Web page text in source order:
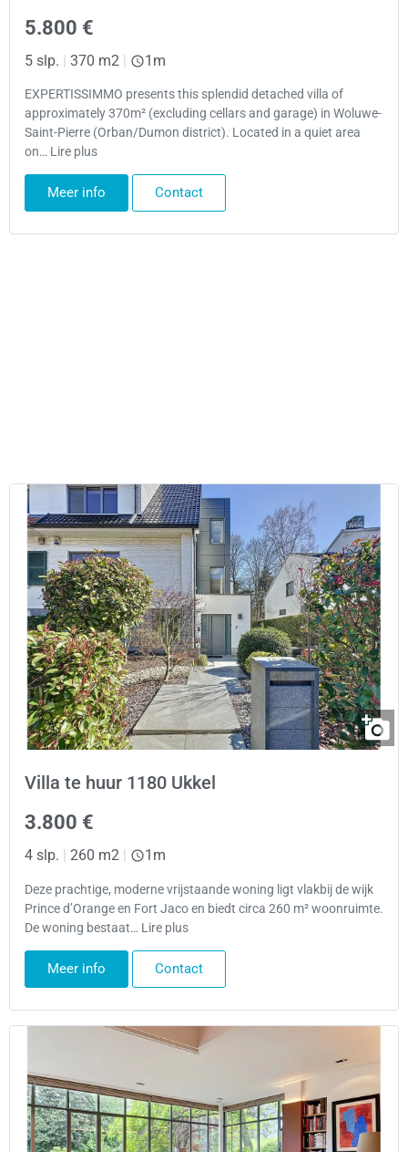
5.800 €
5 slp. | 370 m2 | 1m
EXPERTISSIMMO presents this splendid detached villa of
approximately 370m² (excluding cellars and garage) in Woluwe-
Saint-Pierre (Orban/Dumon district). Located in a quiet area
on… Lire plus
Meer info Contact
Villa te huur 1180 Ukkel
3.800 €
4 slp. 260 m2 1m
Deze prachtige, moderne vrijstaande woning ligt vlakbij de wijk
Prince d’Orange en Fort Jaco en biedt circa 260 m² woonruimte.
De woning bestaat… Lire plus
Meer info Contact